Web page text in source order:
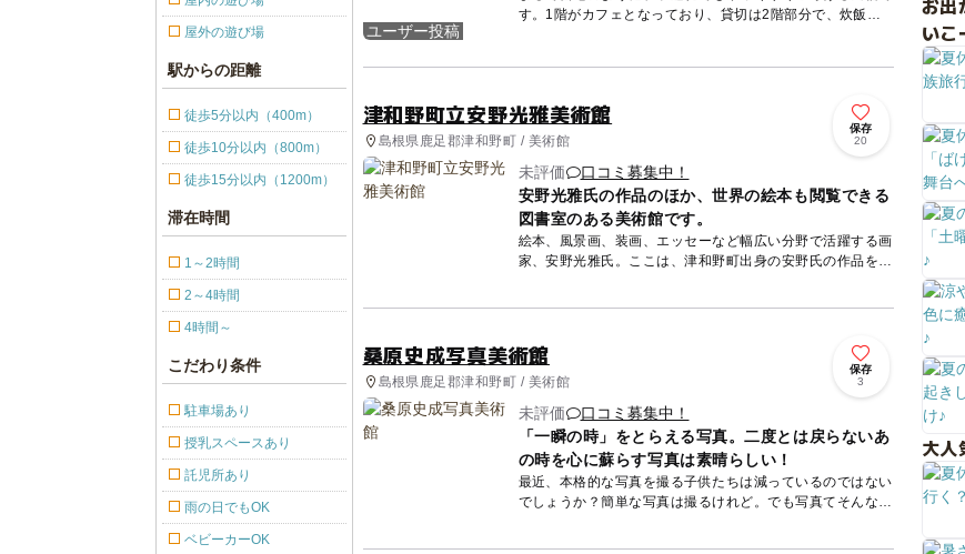
ユーザー投稿
す。1階がカフェとなっており、貸切は2階部分で、炊飯器
津和野町立安野光雅美術館
島根県鹿足郡津和野町 / 美術館
保存
20
未評価
口コミ募集中！
安野光雅氏の作品のほか、世界の絵本も閲覧できる
図書室のある美術館です。
絵本、風景画、装画、エッセーなど幅広い分野で活躍する画
家、安野光雅氏。ここは、津和野町出身の安野氏の作品を展
桑原史成写真美術館
島根県鹿足郡津和野町 / 美術館
保存
3
未評価
口コミ募集中！
「一瞬の時」をとらえる写真。二度とは戻らないあ
の時を心に蘇らす写真は素晴らしい！
最近、本格的な写真を撮る子供たちは減っているのではない
でしょうか？簡単な写真は撮るけれど。でも写真てそんなも
屋外の遊び場
駅からの距離
徒歩5分以内（400m）
徒歩10分以内（800m）
徒歩15分以内（1200m）
滞在時間
1～2時間
2～4時間
4時間～
こだわり条件
駐車場あり
授乳スペースあり
託児所あり
雨の日でもOK
ベビーカーOK
お出
いこ
大人